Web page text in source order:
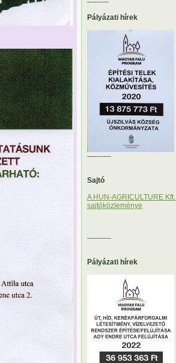
---------
Pályázati hírek
----------
Sajtó
A HUN-AGRICULTURE Kft.
sajtóközleménye
----------
Pályázati hírek